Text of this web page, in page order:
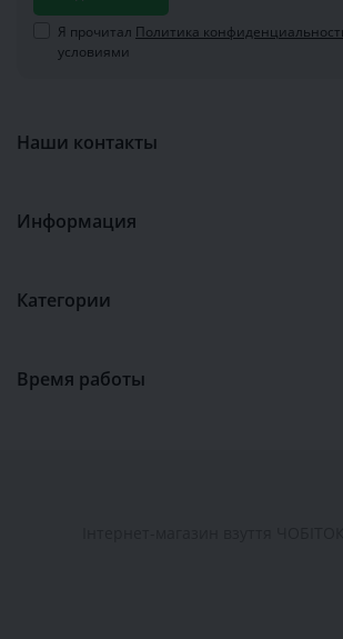
Я прочитал Политика
условиями
Наши контакты
Информация
Категории
Время работы